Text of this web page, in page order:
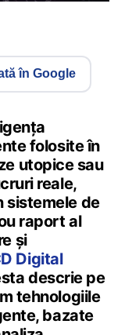
în Google
folosite în
utopice sau
reale,
sistemele de
raport al
și
Digital
descrie pe
tehnologiile
bazate